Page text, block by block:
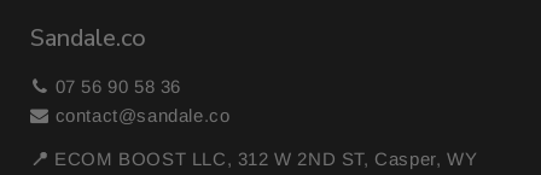
Sandale.co
07 56 90 58 36
contact@sandale.co
📍 ECOM BOOST LLC, 312 W 2ND ST, Casper, WY